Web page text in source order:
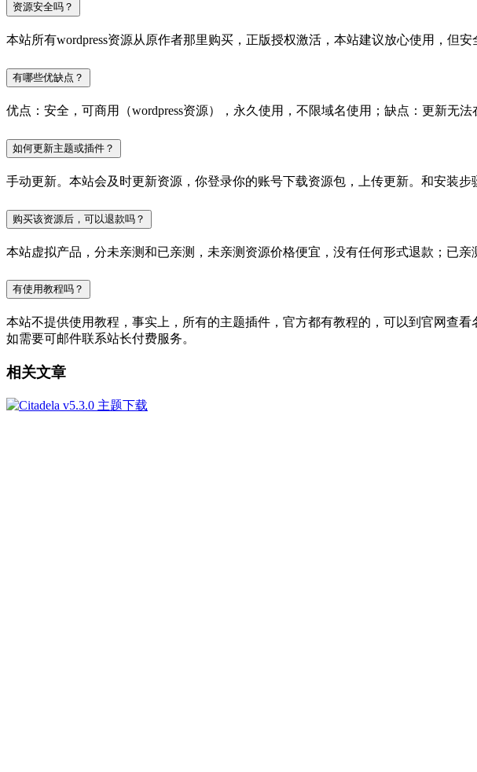
资源安全吗？
本站所有wordpress资源从原作者那里购买，正版授权激活，本站建议放心使用，但
有哪些优缺点？
优点：安全，可商用（wordpress资源），永久使用，不限域名使用；缺点：更新无法
如何更新主题或插件？
手动更新。本站会及时更新资源，你登录你的账号下载资源包，上传更新。和安装步
购买该资源后，可以退款吗？
本站虚拟产品，分未亲测和已亲测，未亲测资源价格便宜，没有任何形式退款；已
有使用教程吗？
本站不提供使用教程，事实上，所有的主题插件，官方都有教程的，可以到官网查
如需要可邮件联系站长付费服务。
相关文章